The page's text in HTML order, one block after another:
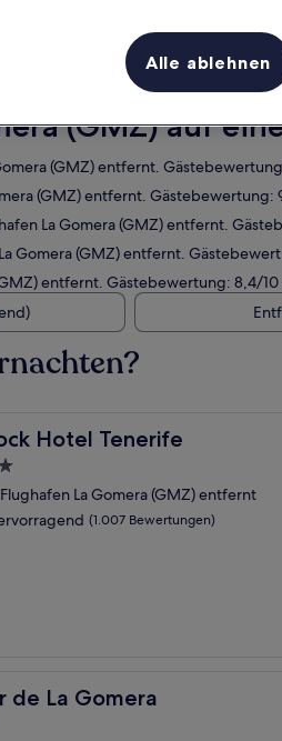
Dieses
7.
(GMZ) auf
(GMZ) entfernt.
(GMZ) entfernt.
La Gomera (GMZ) entfernt.
Gomera (GMZ) entfernt.
entfernt. Gästebewertung: 8,4/
Hotel Tenerife
Hotel Tenerife
La Gomera (GMZ) entfernt
(1.007 Bewertungen)
de La Gomera
La Gomera
Alle ablehnen